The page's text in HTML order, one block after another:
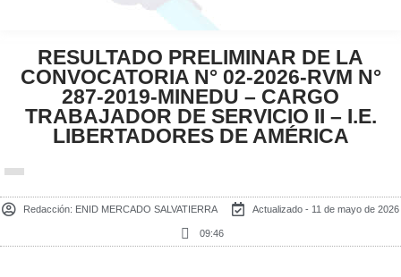
RESULTADO PRELIMINAR DE LA
CONVOCATORIA N° 02-2026-RVM N°
287-2019-MINEDU – CARGO
TRABAJADOR DE SERVICIO II – I.E.
LIBERTADORES DE AMÉRICA
Redacción: ENID MERCADO SALVATIERRA Actualizado - 11 de mayo de 2026
09:46